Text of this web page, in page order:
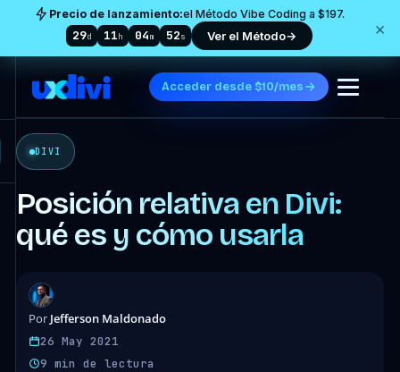
Precio de lanzamiento:el Método Vibe Coding a $197.
29d 11h 04m 49s Ver el Método→ ×
Acceder desde $10/mes
DIVI
Posición relativa en Divi:
qué es y cómo usarla
Por Jefferson Maldonado
26 May 2021
9 min de lectura